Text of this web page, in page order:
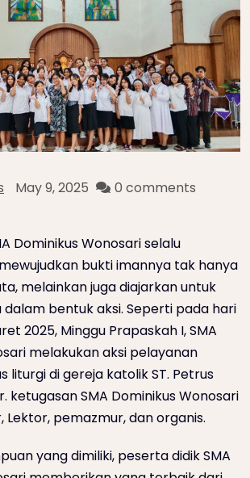
May 9, 2025 0 comments
Dominikus Wonosari selalu
bukti imannya tak hanya
melainkan juga diajarkan untuk
dalam bentuk aksi. Seperti pada hari
2025, Minggu Prapaskah I, SMA
melakukan aksi pelayanan
liturgi di gereja katolik ST. Petrus
ketugasan SMA Dominikus Wonosari
Lektor, pemazmur, dan organis.
yang dimiliki, peserta didik SMA